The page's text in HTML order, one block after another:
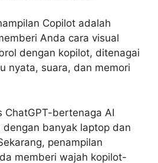
Copilot adalah
Anda cara visual
dengan kopilot, ditenagai
nyata, suara, dan memori
ChatGPT-bertenaga AI
banyak laptop dan
penampilan
memberi wajah kopilot-